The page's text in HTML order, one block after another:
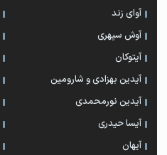
آوای زند
آوش سپهری
آیتوکان
آیدین بهزادی و شارومین
آیدین نورمحمدی
آیسا حیدری
آیهان